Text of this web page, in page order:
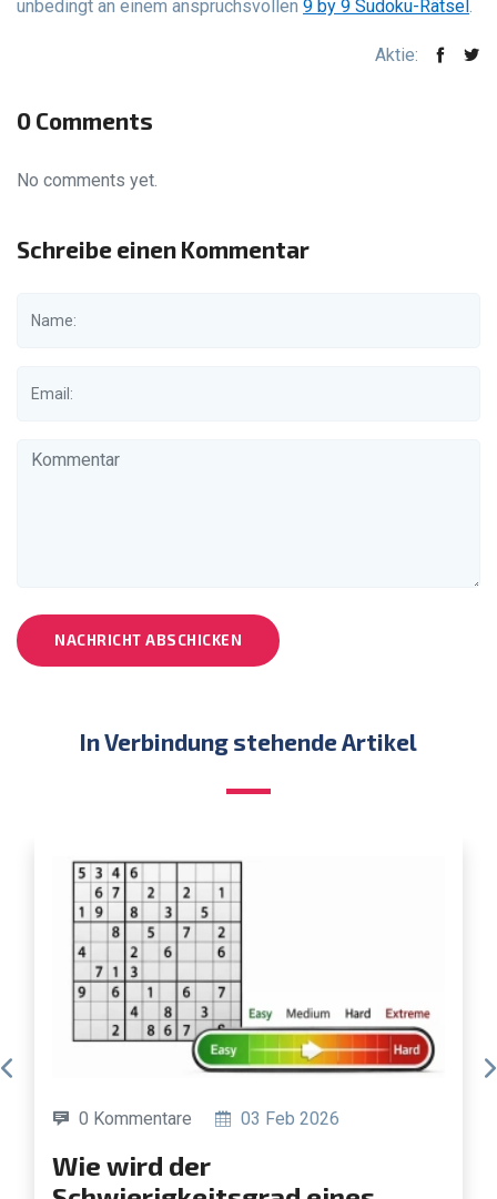
unbedingt an einem anspruchsvollen 9 by 9 Sudoku-Rätsel .
Aktie:
0 Comments
No comments yet.
Schreibe einen Kommentar
NACHRICHT ABSCHICKEN
In Verbindung stehende Artikel
0 Kommentare 03 Feb 2026
Wie wird der